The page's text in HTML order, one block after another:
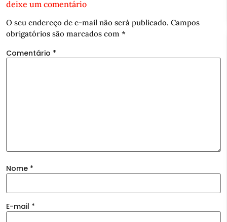
deixe um comentário
O seu endereço de e-mail não será publicado. Campos
obrigatórios são marcados com *
Comentário *
Nome *
E-mail *